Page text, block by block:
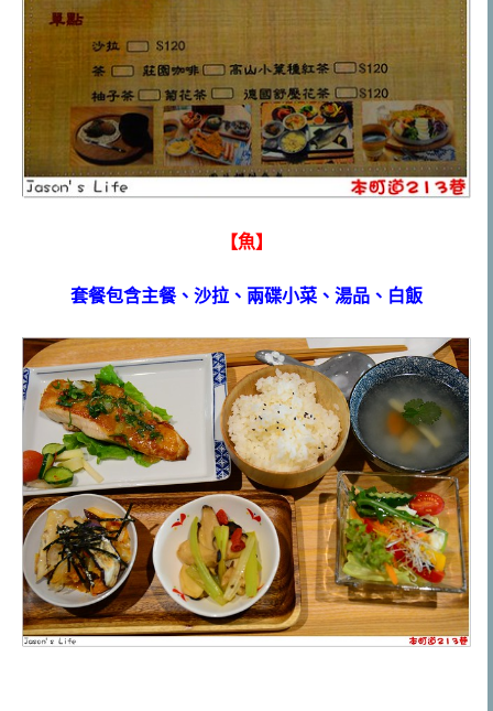
【魚】
套餐包含主餐、沙拉、兩碟小菜、湯品、白飯